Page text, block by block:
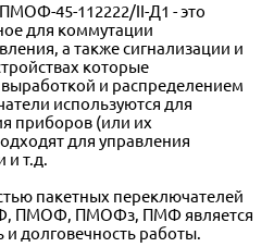
45-112222/II-Д1 - это
для коммутации
а также сигнализации и
которые
и распределением
используются для
приборов (или их
для управления
и т.д.
пакетных переключателей
ПМОФ, ПМОФз, ПМФ является
долговечность работы.